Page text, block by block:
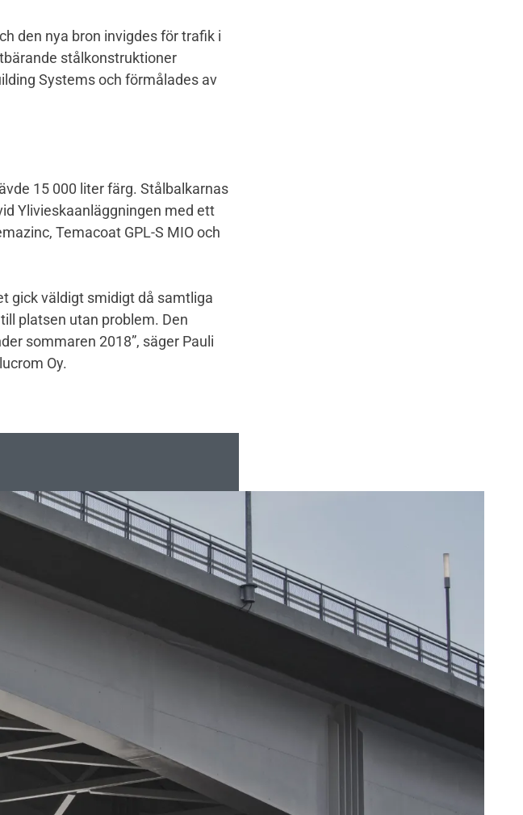
den nya bron invigdes för trafik i
stålkonstruktioner
Systems och förmålades av
15 000 liter färg. Stålbalkarnas
Ylivieskaanläggningen med ett
Temacoat GPL-S MIO och
gick väldigt smidigt då samtliga
platsen utan problem. Den
sommaren 2018”, säger Pauli
Oy.